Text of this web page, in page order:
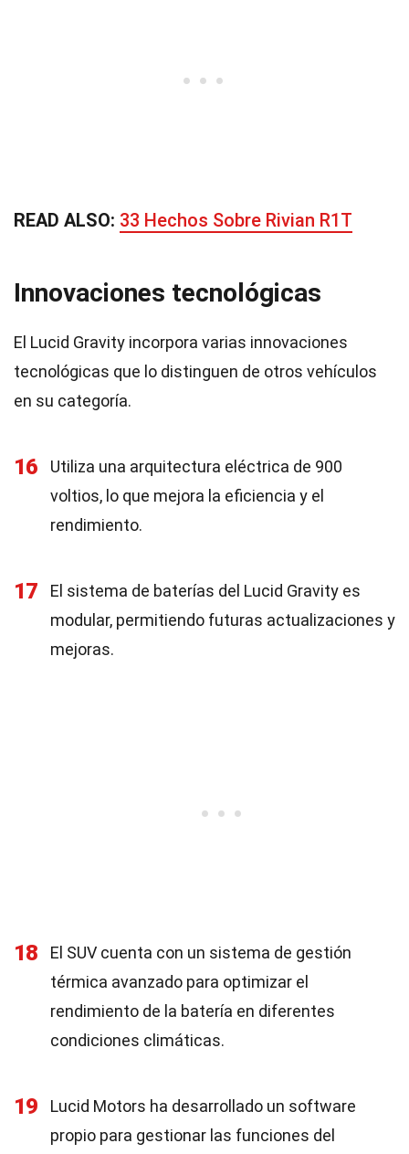
READ ALSO: 33 Hechos Sobre Rivian R1T
Innovaciones tecnológicas
El Lucid Gravity incorpora varias innovaciones
tecnológicas que lo distinguen de otros vehículos
en su categoría.
16
Utiliza una arquitectura eléctrica de 900
voltios, lo que mejora la eficiencia y el
rendimiento.
17
El sistema de baterías del Lucid Gravity es
modular, permitiendo futuras actualizaciones y
mejoras.
18
El SUV cuenta con un sistema de gestión
térmica avanzado para optimizar el
rendimiento de la batería en diferentes
condiciones climáticas.
19
Lucid Motors ha desarrollado un software
propio para gestionar las funciones del